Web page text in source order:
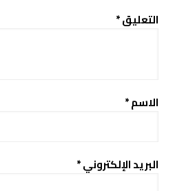
التعليق*
الاسم*
البريد الإلكتروني*